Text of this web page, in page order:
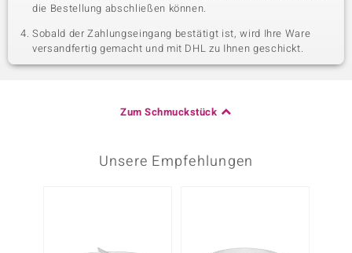
die Bestellung abschließen können.
Sobald der Zahlungseingang bestätigt ist, wird Ihre Ware
versandfertig gemacht und mit DHL zu Ihnen geschickt.
Zum Schmuckstück
Unsere Empfehlungen